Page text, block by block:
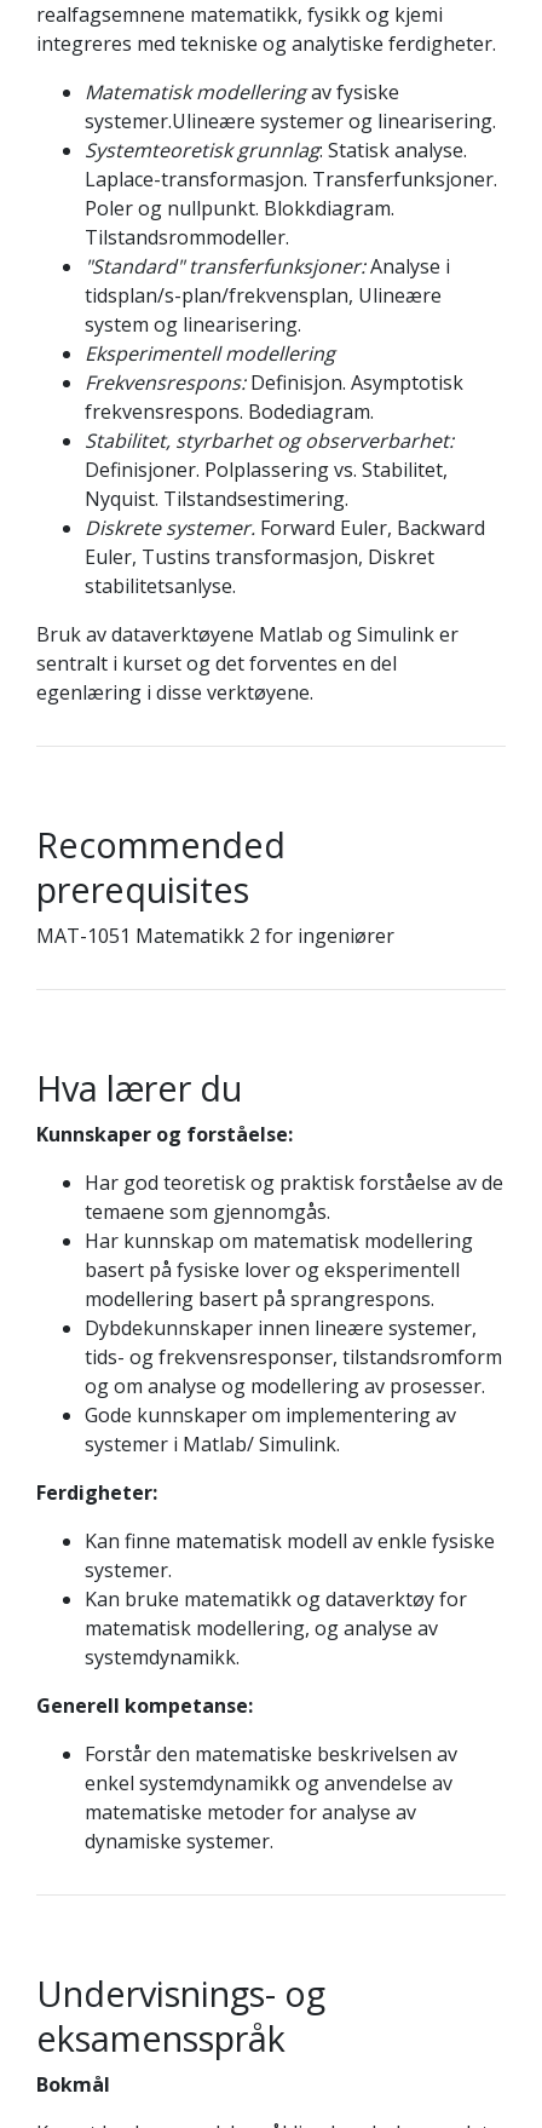
realfagsemnene matematikk, fysikk og kjemi
integreres med tekniske og analytiske ferdigheter.
Matematisk modelleringav fysiske
systemer.Ulineære systemer og linearisering.
Systemteoretisk grunnlag: Statisk analyse.
Laplace-transformasjon. Transferfunksjoner.
Poler og nullpunkt. Blokkdiagram.
Tilstandsrom­modeller.
"Standard" transferfunksjoner:Analyse i
tidsplan/s-plan/frekvensplan, Ulineære
system og linearisering.
Eksperimentell modellering
Frekvensrespons:Definisjon. Asymptotisk
frekvensrespons. Bodediagram.
Stabilitet, styrbarhet og observerbarhet:
Definisjoner. Polplassering vs. Stabilitet,
Nyquist. Tilstandsestimering.
Diskrete systemer. Forward Euler, Backward
Euler, Tustins transformasjon, Diskret
stabilitetsanlyse.
Bruk av dataverktøyene Matlab og Simulink er
sentralt i kurset og det forventes en del
egenlæring i disse verktøyene.
Recommended
prerequisites
MAT-1051 Matematikk 2 for ingeniører
Hva lærer du
Kunnskaper og forståelse:
Har god teoretisk og praktisk forståelse av de
temaene som gjennomgås.
Har kunnskap om matematisk modellering
basert på fysiske lover og eksperimentell
modellering basert på sprangrespons.
Dybdekunnskaper innen lineære systemer,
tids- og frekvens­responser, tilstandsromform
og om analyse og modellering av prosesser.
Gode kunnskaper om implementering av
systemer i Matlab/ Simulink.
Ferdigheter:
Kan finne matematisk modell av enkle fysiske
systemer.
Kan bruke matematikk og dataverktøy for
matematisk modellering, og analyse av
systemdynamikk.
Generell kompetanse:
Forstår den matematiske beskrivelsen av
enkel systemdynamikk og anvendelse av
matematiske metoder for analyse av
dynamiske systemer.
Undervisnings- og
eksamensspråk
Bokmål